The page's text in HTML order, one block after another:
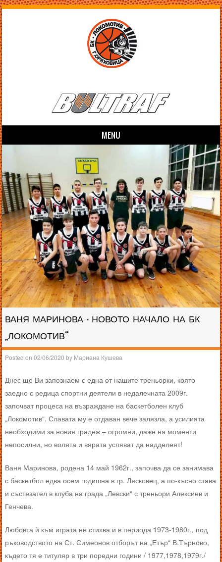
MENU
ВАНЯ МАРИНОВА – НОВОТО НАЧАЛО НА БК
„ЛОКОМОТИВ“
Posted on02/06/2020 by Мариана Кушева
Днес ще Ви запознаем с една от нашите треньорки, която
заедно с редица спортни деятели в недалечната 2009г.
започват процеса на възраждане на баскетболен клуб
„Локомотив“. Славата му е отдаван вече залязла, а усилията
необходими за новия градеж – огромни, даже на моменти
непосилни, но волята и вярата успяват да надделеят!
Ваня Маринова, родена 14 май 1962г., започва да се занимава
с баскетбол едва осем годишна в гр. Лясковец, а по-късно става
и състезател в клуба на града „Левски“ с треньори Алексиев и
Генчева.
Любовта й към играта не стихва и в периода 1973-1980г., под
ръководството на Ст. Симеонов отборът на „Етър“ В.Търново,
където тя е титуляр в три поредни години / 1977,1978,1979г./